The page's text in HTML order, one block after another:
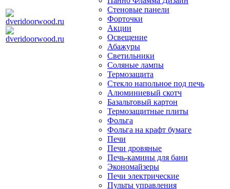
Стеновые панели
Форточки
Акции
Освещение
Абажуры
Светильники
Соляные лампы
Термозащита
Стекло напольное под печь
Алюминиевый скотч
Базальтовый картон
Термозащитные плиты
Фольга
Фольга на крафт бумаге
Печи
Печи дровяные
Печь-камины для бани
Экономайзеры
Печи электрические
Пульты управления